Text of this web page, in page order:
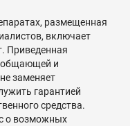
размещенная
включает
Приведенная
и
заменяет
гарантией
средства.
о возможных